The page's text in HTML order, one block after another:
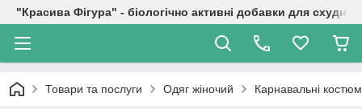
"Красива Фігура" - біологічно активні добавки для
Товари та послуги Одяг жіночий Карнавальні